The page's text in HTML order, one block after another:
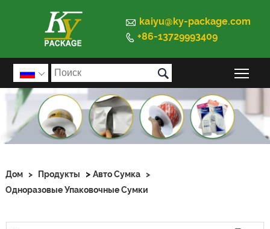
 kaiyu@ky-package.com
 +86-13729993409
 
Дом > Продукты > Авто Сумка >
Одноразовые Упаковочные Сумки